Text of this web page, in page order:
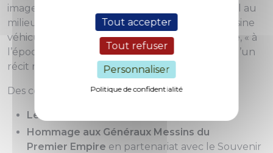
Tout accepter
Tout refuser
Personnaliser
Politique de confidentialité
images étaient plus célèbres que celles d’Épinal au
milieu du XIXe siècle ! L’imagerie populaire messine
véhicule ici la gloire de Napoléon après l’Empire, « à
l’époque où naissent l’État nation et l’écriture d’un
récit national ».
Des conférences et une cérémonie inédites :
Les passages de Napoléon à Metz
Hommage aux Généraux Messins du
Premier Empire en partenariat avec le Souvenir